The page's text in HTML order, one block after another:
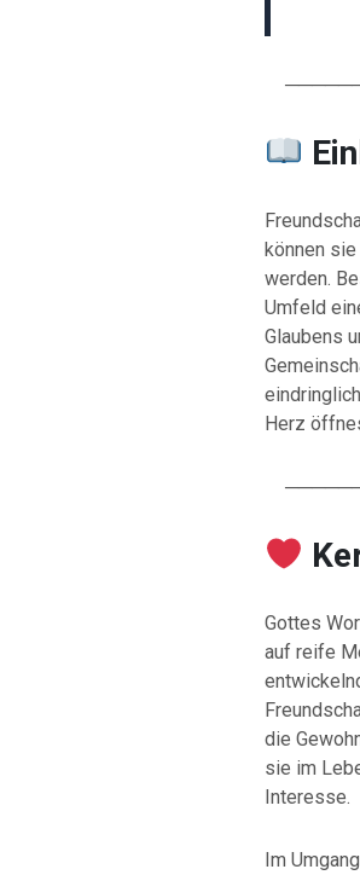
können
werden.
Umfeld
Glaubens
Herz
Gottes
auf reife
die
sie im
Interesse.
Im